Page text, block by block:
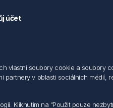
účet
soubory cookie a soubory
v oblasti sociálních médií,
Kliknutím na "Použit pouze